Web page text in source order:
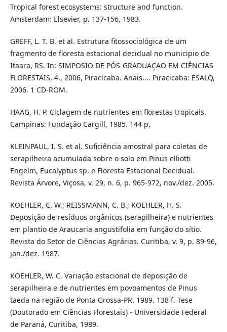
Tropical forest ecosystems: structure and function.
Amsterdam: Elsevier, p. 137-156, 1983.
GREFF, L. T. B. et al. Estrutura fitossociológica de um
fragmento de floresta estacional decidual no municipio de
Itaara, RS. In: SIMPOSIO DE PÓS-GRADUAÇAO EM CIÊNCIAS
FLORESTAIS, 4., 2006, Piracicaba. Anais.... Piracicaba: ESALQ,
2006. 1 CD-ROM.
HAAG, H. P. Ciclagem de nutrientes em florestas tropicais.
Campinas: Fundação Cargill, 1985. 144 p.
KLEINPAUL, I. S. et al. Suficiência amostral para coletas de
serapilheira acumulada sobre o solo em Pinus elliotti
Engelm, Eucalyptus sp. e Floresta Estacional Decidual.
Revista Árvore, Viçosa, v. 29, n. 6, p. 965-972, nov./dez. 2005.
KOEHLER, C. W.; REISSMANN, C. B.; KOEHLER, H. S.
Deposição de resíduos orgânicos (serapilheira) e nutrientes
em plantio de Araucaria angustifolia em função do sítio.
Revista do Setor de Ciências Agrárias. Curitiba, v. 9, p. 89-96,
jan./dez. 1987.
KOEHLER, W. C. Variação estacional de deposição de
serapilheira e de nutrientes em povoamentos de Pinus
taeda na região de Ponta Grossa-PR. 1989. 138 f. Tese
(Doutorado em Ciências Florestais) - Universidade Federal
de Paraná, Curitiba, 1989.